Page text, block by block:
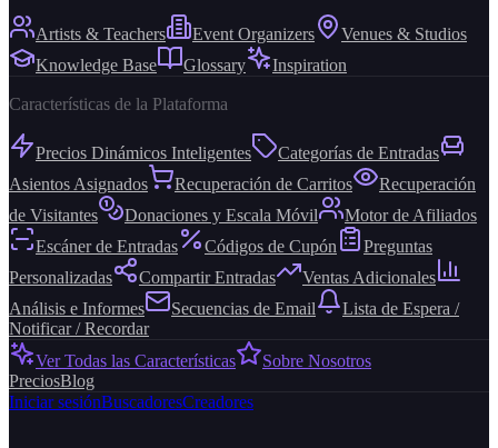
Artists & Teachers Event Organizers
Venues & Studios
Knowledge Base
Glossary Inspiration
Características de la Plataforma
Precios Dinámicos Inteligentes
Categorías de Entradas
Asientos Asignados
Recuperación de Carritos
Recuperación
de Visitantes
Donaciones y Escala Móvil
Motor de Afiliados
Escáner de Entradas
Códigos de Cupón
Preguntas
Personalizadas
Compartir Entradas
Ventas Adicionales
Análisis e Informes
Secuencias de Email
Lista de Espera /
Notificar / Recordar
Ver Todas las Características
Sobre Nosotros
PreciosBlog
Iniciar sesiónBuscadoresCreadores